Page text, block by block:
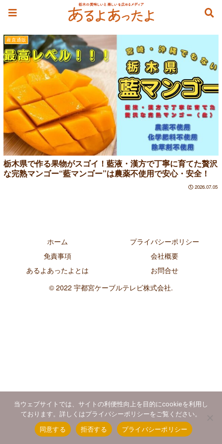
産直通販
栃木県で作る果物がスゴイ！藍液・漢方で丁寧に育てた贅沢
な完熟マンゴー“藍マンゴー”は農薬不使用で安心・安全！
2026.07.05
ホーム
プライバシーポリシー
免責事項
会社概要
あるよあったよとは
お問合せ
© 2022 宇都宮ケーブルテレビ株式会社.
当ウェブサイトでは、サイトの利便性向上を目的にcookieを利用し
ております。詳しくはプライバシーポリシーをご覧ください。
同意する
拒否する プライバシーポリシー